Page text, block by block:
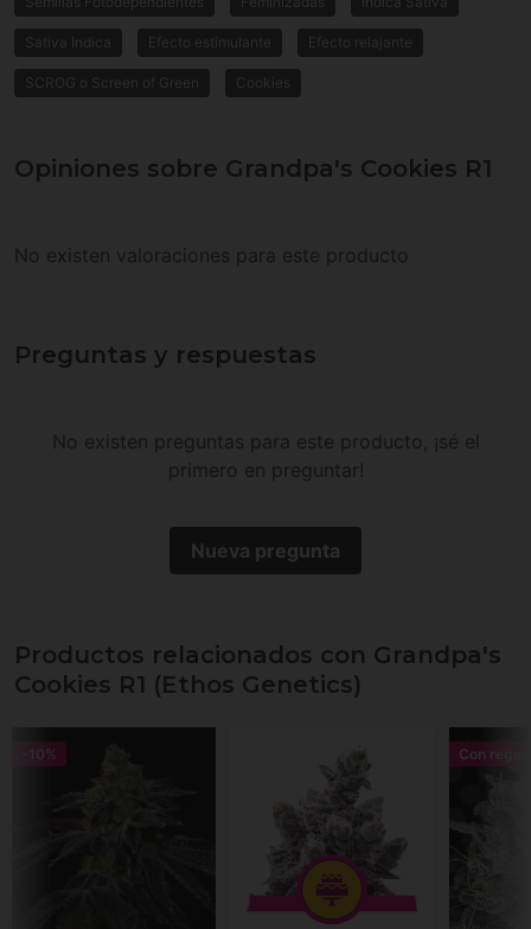
Sativa Indica Efecto estimulante Efecto relajante
SCROG o Screen of Green Cookies
Opiniones sobre Grandpa's Cookies R1
No existen valoraciones para este producto
Preguntas y respuestas
No existen preguntas para este producto, ¡sé el
primero en preguntar!
Nueva pregunta
Productos relacionados con Grandpa's
Cookies R1 (Ethos Genetics)
-10% Con